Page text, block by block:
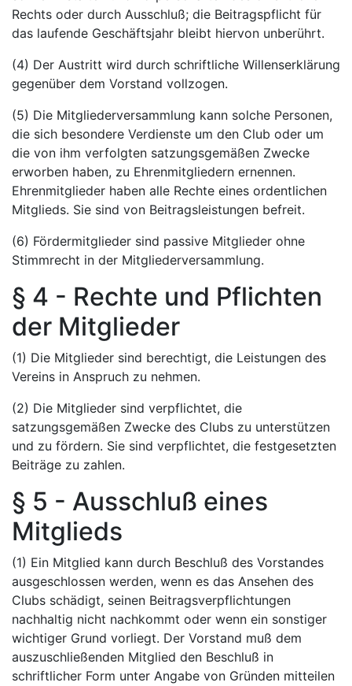
Rechts oder durch Ausschluß; die Beitragspflicht für
das laufende Geschäftsjahr bleibt hiervon unberührt.
(4) Der Austritt wird durch schriftliche Willenserklärung
gegenüber dem Vorstand vollzogen.
(5) Die Mitgliederversammlung kann solche Personen,
die sich besondere Verdienste um den Club oder um
die von ihm verfolgten satzungsgemäßen Zwecke
erworben haben, zu Ehrenmitgliedern ernennen.
Ehrenmitglieder haben alle Rechte eines ordentlichen
Mitglieds. Sie sind von Beitragsleistungen befreit.
(6) Fördermitglieder sind passive Mitglieder ohne
Stimmrecht in der Mitgliederversammlung.
§ 4 - Rechte und Pflichten
der Mitglieder
(1) Die Mitglieder sind berechtigt, die Leistungen des
Vereins in Anspruch zu nehmen.
(2) Die Mitglieder sind verpflichtet, die
satzungsgemäßen Zwecke des Clubs zu unterstützen
und zu fördern. Sie sind verpflichtet, die festgesetzten
Beiträge zu zahlen.
§ 5 - Ausschluß eines
Mitglieds
(1) Ein Mitglied kann durch Beschluß des Vorstandes
ausgeschlossen werden, wenn es das Ansehen des
Clubs schädigt, seinen Beitragsverpflichtungen
nachhaltig nicht nachkommt oder wenn ein sonstiger
wichtiger Grund vorliegt. Der Vorstand muß dem
auszuschließenden Mitglied den Beschluß in
schriftlicher Form unter Angabe von Gründen mitteilen